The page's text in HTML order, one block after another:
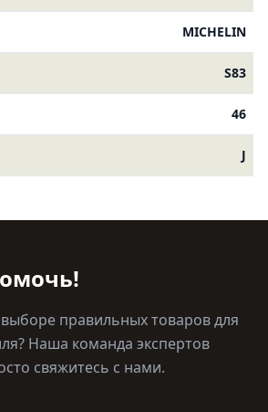
MICHELIN
S83
46
J
правильных товаров для
Наша команда экспертов
свяжитесь с нами.